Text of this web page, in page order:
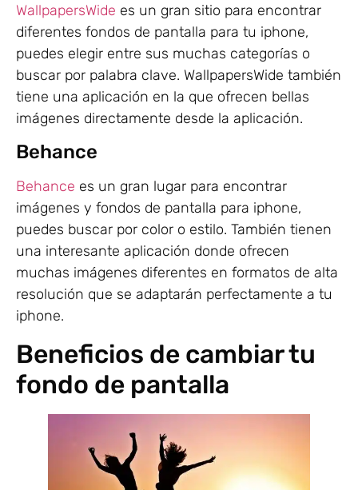
WallpapersWide es un gran sitio para encontrar
diferentes fondos de pantalla para tu iphone,
puedes elegir entre sus muchas categorías o
buscar por palabra clave. WallpapersWide también
tiene una aplicación en la que ofrecen bellas
imágenes directamente desde la aplicación.
Behance
Behance es un gran lugar para encontrar
imágenes y fondos de pantalla para iphone,
puedes buscar por color o estilo. También tienen
una interesante aplicación donde ofrecen
muchas imágenes diferentes en formatos de alta
resolución que se adaptarán perfectamente a tu
iphone.
Beneficios de cambiar tu
fondo de pantalla